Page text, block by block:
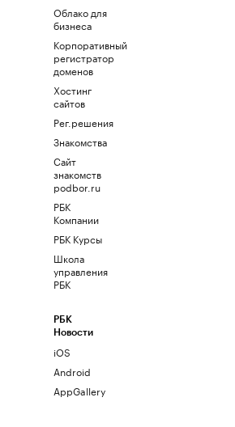
Облако для
бизнеса
Корпоративный
регистратор
доменов
Хостинг
сайтов
Рег.решения
Знакомства
Сайт
знакомств
podbor.ru
РБК
Компании
РБК Курсы
Школа
управления
РБК
РБК
Новости
iOS
Android
AppGallery